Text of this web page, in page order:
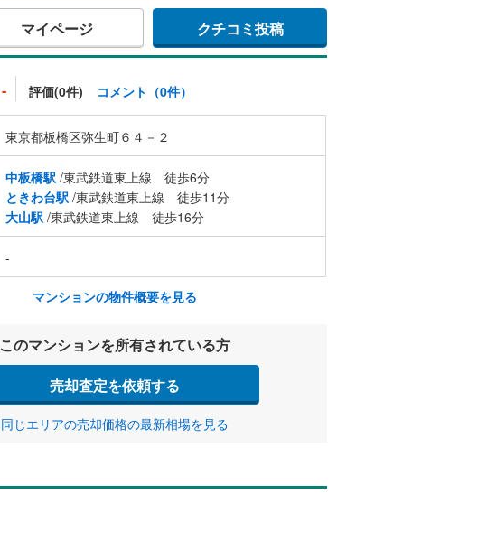
マイページ クチコミ投稿
- 評価(0件) コメント（0件）
東京都板橋区弥生町６４－２
中板橋駅 /東武鉄道東上線 徒歩6分
ときわ台駅 /東武鉄道東上線 徒歩11分
大山駅 /東武鉄道東上線 徒歩16分
-
マンションの物件概要を見る
このマンションを所有されている方
売却査定を依頼する
同じエリアの売却価格の最新相場を見る